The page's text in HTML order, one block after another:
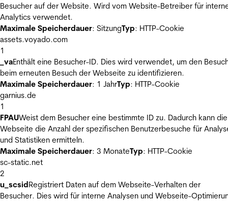
Besucher auf der Website. Wird vom Website-Betreiber für
Analytics verwendet.
Maximale Speicherdauer: SitzungTyp: HTTP-Cookie
assets.voyado.com
1
_vaEnthält eine Besucher-ID. Dies wird verwendet, um den
beim erneuten Besuch der Webseite zu identifizieren.
Maximale Speicherdauer: 1 JahrTyp: HTTP-Cookie
garnius.de
1
FPAUWeist dem Besucher eine bestimmte ID zu. Dadurch kann die
Webseite die Anzahl der spezifischen Benutzerbesuche für
und Statistiken ermitteln.
Maximale Speicherdauer: 3 MonateTyp: HTTP-Cookie
sc-static.net
2
u_scsidRegistriert Daten auf dem Webseite-Verhalten der
Besucher. Dies wird für interne Analysen und Webseite-